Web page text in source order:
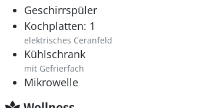
Geschirrspüler
Kochplatten: 1
elektrisches Ceranfeld
Kühlschrank
mit Gefrierfach
Mikrowelle